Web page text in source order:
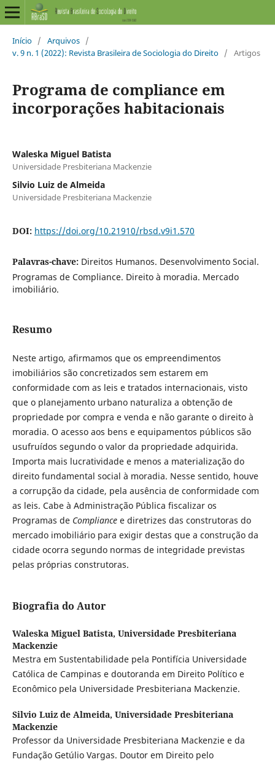
Início / Arquivos /
v. 9 n. 1 (2022): Revista Brasileira de Sociologia do Direito / Artigos
Programa de compliance em
incorporações habitacionais
Waleska Miguel Batista
Universidade Presbiteriana Mackenzie
Silvio Luiz de Almeida
Universidade Presbiteriana Mackenzie
DOI: https://doi.org/10.21910/rbsd.v9i1.570
Palavras-chave: Direitos Humanos. Desenvolvimento Social.
Programas de Compliance. Direito à moradia. Mercado
imobiliário.
Resumo
Neste artigo, afirmamos que os empreendimentos
imobiliários são concretizados sem estarem em
conformidade com as leis e tratados internacionais, visto
que o planejamento urbano naturaliza a obtenção de
propriedade por compra e venda e não garante o direito à
moradia. O acesso aos bens e equipamentos públicos são
usufruídos segundo o valor da propriedade adquirida.
Importa mais lucratividade e menos a materialização do
direito fundamental social à moradia. Nesse sentido, houve
a corrupção da cidade, pela ausência de conformidade com
as leis. Cabe à Administração Pública fiscalizar os
Programas de Compliancee diretrizes das construtoras do
mercado imobiliário para exigir destas que a construção da
cidade ocorra segundo normas de integridade previstas
pelas próprias construtoras.
Biografia do Autor
Waleska Miguel Batista, Universidade Presbiteriana
Mackenzie
Mestra em Sustentabilidade pela Pontifícia Universidade
Católica de Campinas e doutoranda em Direito Político e
Econômico pela Universidade Presbiteriana Mackenzie.
Silvio Luiz de Almeida, Universidade Presbiteriana
Mackenzie
Professor da Universidade Presbiteriana Mackenzie e da
Fundação Getúlio Vargas. Doutor em Direito pelo